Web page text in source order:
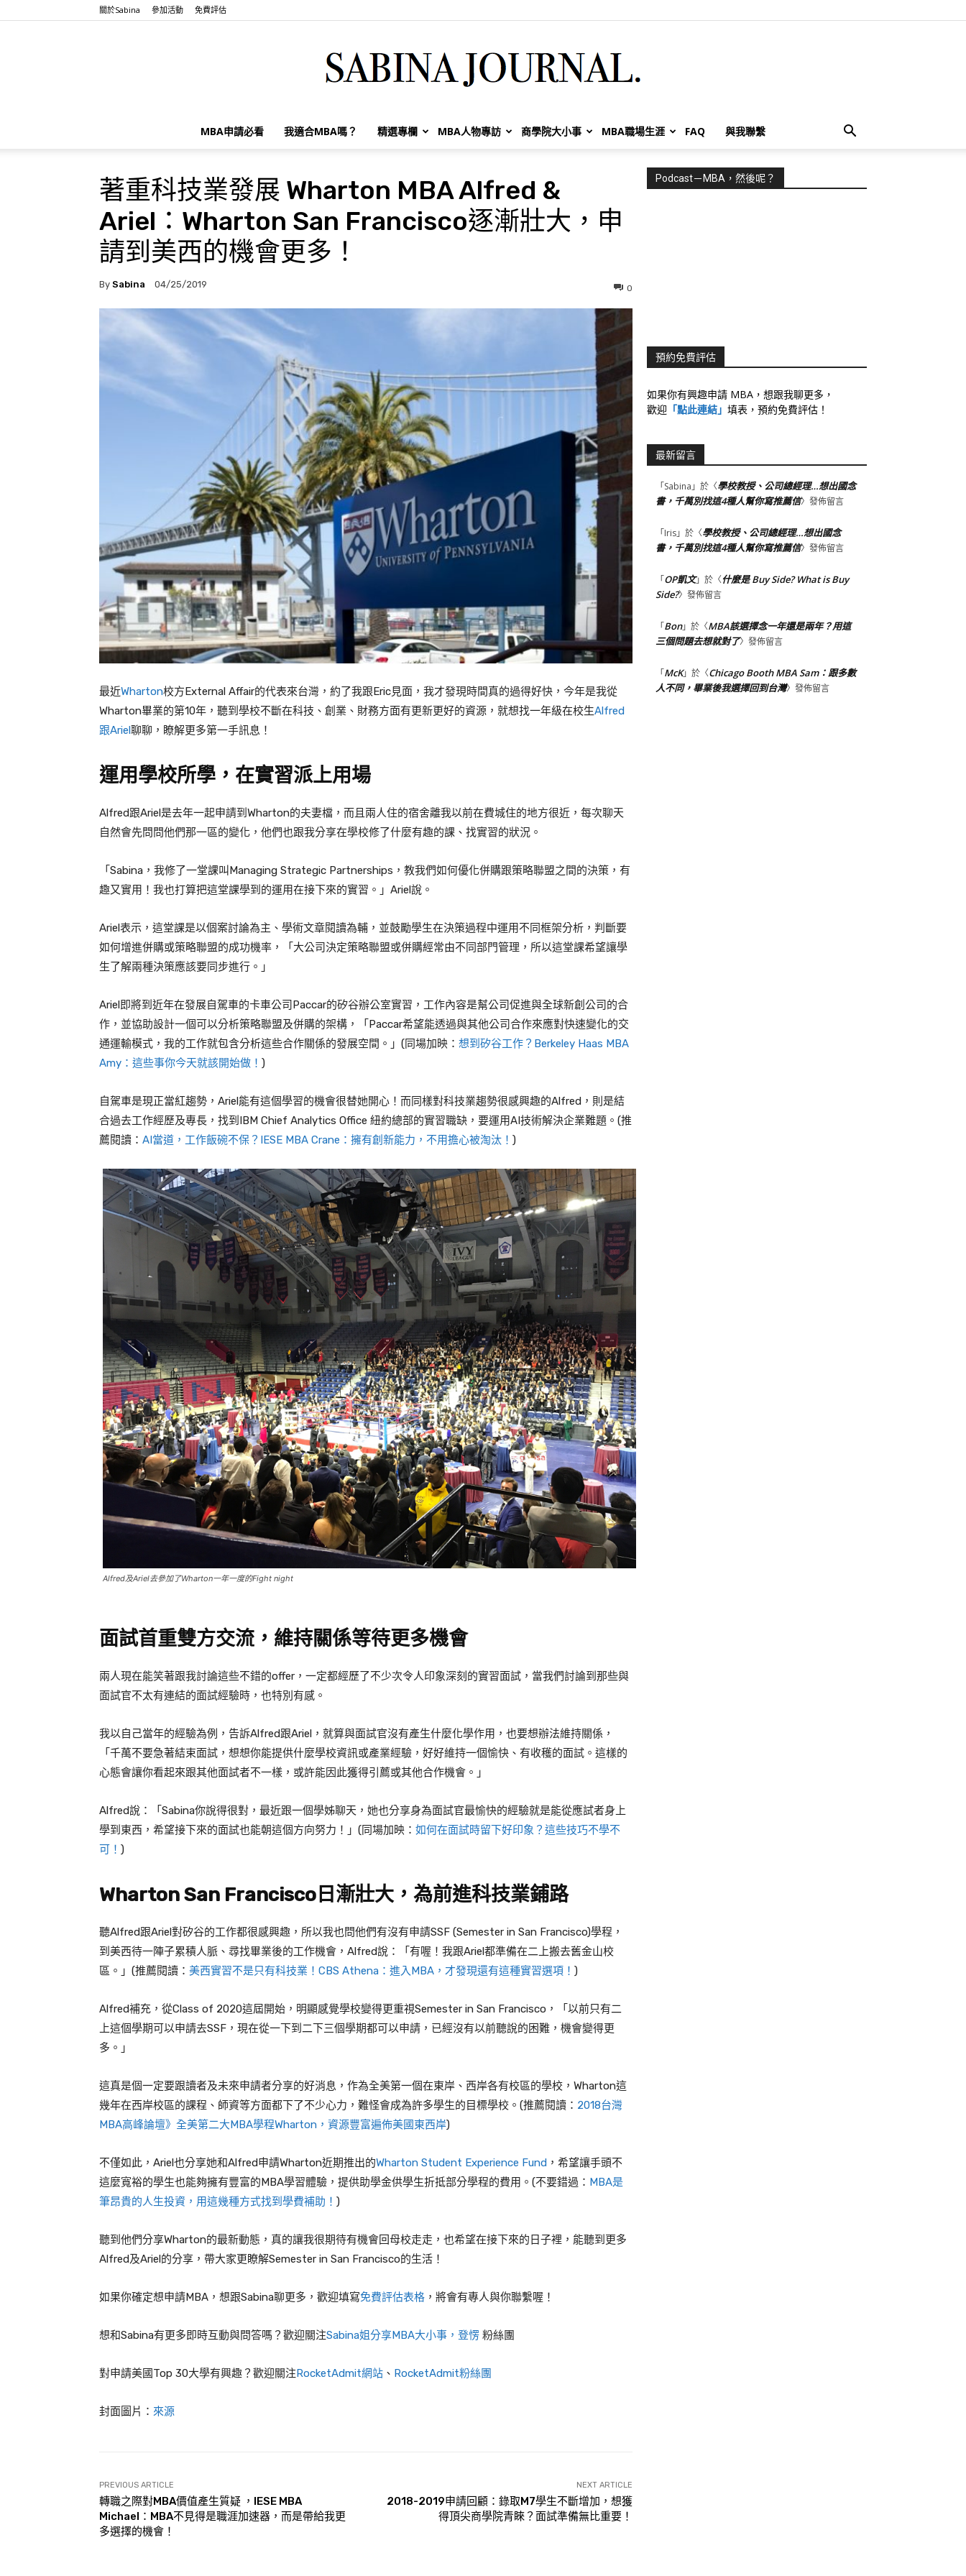
關於Sabina 參加活動 免費評估
Sabina
Huang
MBA申請必看 我適合MBA嗎？ 精選專欄 MBA人物專訪 商學院大小事 MBA職場生涯 FAQ 與我聯繫
著重科技業發展 Wharton MBA Alfred &
Ariel：Wharton San Francisco逐漸壯大，申
請到美西的機會更多！
By Sabina 04/25/2019 0
最近Wharton校方External Affair的代表來台灣，約了我跟Eric見面，我才發現時間真的過得好快，今年是我從
Wharton畢業的第10年，聽到學校不斷在科技、創業、財務方面有更新更好的資源，就想找一年級在校生Alfred
跟Ariel聊聊，瞭解更多第一手訊息！
運用學校所學，在實習派上用場
Alfred跟Ariel是去年一起申請到 Wharton的夫妻檔，而且兩人住的宿舍離我以前在費城住的地方很近，每次聊天
自然會先問問他們那一區的變化，他們也跟我分享在學校修了什麼有趣的課、找實習的狀況。
「 Sabina ，我修了一堂課叫Managing Strategic Partnerships ，教我們如何優化併購跟策略聯盟之間的決策，有
趣又實用！我也打算把這堂課學到的運用在接下來的實習。」 Ariel說。
Ariel表示，這堂課是以個案討論為主、學術文章閱讀為輔，並鼓勵學生在決策過程中運用不同框架分析，判斷要
如何增進併購或策略聯盟的成功機率，「大公司決定策略聯盟或併購經常由不同部門管理，所以這堂課希望讓學
生了解兩種決策應該要同步進行。」
Ariel即將到近年在發展自駕車的卡車公司Paccar的矽谷辦公室實習，工作內容是幫公司促進與全球新創公司的合
作，並協助設計一個可以分析策略聯盟及併購的架構，「 Paccar希望能透過與其他公司合作來應對快速變化的交
通運輸模式，我的工作就包含分析這些合作關係的發展空間。」 (同場加映： 想到矽谷工作？Berkeley Haas MBA
Amy：這些事你今天就該開始做！ )
自駕車是現正當紅趨勢， Ariel能有這個學習的機會很替她開心！而同樣對科技業趨勢很感興趣的Alfred ，則是結
合過去工作經歷及專長，找到 IBM Chief Analytics Office 紐約總部的實習職缺，要運用AI技術解決企業難題。(推
薦閱讀： AI當道，工作飯碗不保？IESE MBA Crane：擁有創新能力，不用擔心被淘汰！ )
Alfred及Ariel去參加了Wharton一年一度的Fight night
面試首重雙方交流，維持關係等待更多機會
兩人現在能笑著跟我討論這些不錯的offer ，一定都經歷了不少次令人印象深刻的實習面試，當我們討論到那些與
面試官不太有連結的面試經驗時，也特別有感。
我以自己當年的經驗為例，告訴Alfred跟Ariel ，就算與面試官沒有產生什麼化學作用，也要想辦法維持關係，
「千萬不要急著結束面試，想想你能提供什麼學校資訊或產業經驗，好好維持一個愉快、有收穫的面試。這樣的
心態會讓你看起來跟其他面試者不一樣，或許能因此獲得引薦或其他合作機會。」
Alfred說：「 Sabina你說得很對，最近跟一個學姊聊天，她也分享身為面試官最愉快的經驗就是能從應試者身上
學到東西，希望接下來的面試也能朝這個方向努力！」 (同場加映： 如何在面試時留下好印象？這些技巧不學不
可！ )
Wharton San Francisco 日漸壯大，為前進科技業鋪路
聽Alfred跟Ariel 對矽谷的工作都很感興趣，所以我也問他們有沒有申請SSF (Semester in San Francisco)學程，
到美西待一陣子累積人脈、尋找畢業後的工作機會， Alfred說：「有喔！我跟Ariel 都準備在二上搬去舊金山校
區。」(推薦閱讀： 美西實習不是只有科技業！CBS Athena：進入MBA，才發現還有這種實習選項！ )
Alfred補充，從Class of 2020這屆開始，明顯感覺學校變得更重視Semester in San Francisco ，「以前只有二
上這個學期可以申請去SSF，現在從一下到二下三個學期都可以申請，已經沒有以前聽說的困難，機會變得更
多。」
這真是個一定要跟讀者及未來申請者分享的好消息，作為全美第一個在東岸、西岸各有校區的學校， Wharton這
幾年在西岸校區的課程、師資等方面都下了不少心力，難怪會成為許多學生的目標學校。(推薦閱讀： 2018台灣
MBA高峰論壇》全美第二大MBA學程Wharton，資源豐富遍佈美國東西岸)
不僅如此，Ariel也分享她和Alfred申請Wharton近期推出的Wharton Student Experience Fund ，希望讓手頭不
這麼寬裕的學生也能夠擁有豐富的MBA學習體驗，提供助學金供學生折抵部分學程的費用。(不要錯過： MBA是
筆昂貴的人生投資，用這幾種方式找到學費補助！ )
聽到他們分享Wharton的最新動態，真的讓我很期待有機會回母校走走，也希望在接下來的日子裡，能聽到更多
Alfred及Ariel的分享，帶大家更瞭解Semester in San Francisco的生活！
如果你確定想申請MBA，想跟Sabina聊更多，歡迎填寫免費評估表格 ，將會有專人與你聯繫喔！
想和Sabina有更多即時互動與問答嗎？歡迎關注Sabina姐分享MBA大小事，登愣 粉絲團
對申請美國Top 30大學有興趣？歡迎關注 RocketAdmit網站 、 RocketAdmit粉絲團
封面圖片： 來源
PREVIOUS ARTICLE
轉職之際對MBA價值產生質疑 ，IESE MBA
Michael：MBA不見得是職涯加速器，而是帶給我更
多選擇的機會！
NEXT ARTICLE
2018-2019申請回顧：錄取M7學生不斷增加，想獲
得頂尖商學院青睞？面試準備無比重要！
Podcast－MBA，然後呢？
預約免費評估
如果你有興趣申請 MBA，想跟我聊更多，
歡迎 「點此連結」 填表，預約免費評估！
最新留言
「Sabina 」於〈學校教授、公司總經理…想出國念
書，千萬別找這4種人幫你寫推薦信〉發佈留言
「Iris」於〈學校教授、公司總經理…想出國念
書，千萬別找這4種人幫你寫推薦信〉發佈留言
「OP凱文」於〈什麼是 Buy Side? What is Buy
Side?〉發佈留言
「Bon」於〈MBA該選擇念一年還是兩年？用這
三個問題去想就對了〉發佈留言
「McK」於〈Chicago Booth MBA Sam：跟多數
人不同，畢業後我選擇回到台灣〉發佈留言